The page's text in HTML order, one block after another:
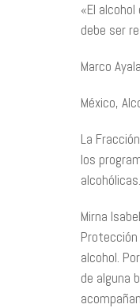
«El
debe ser
Marco
México,
La
los
alcohólicas.
Mirna
alcohol.
de alguna